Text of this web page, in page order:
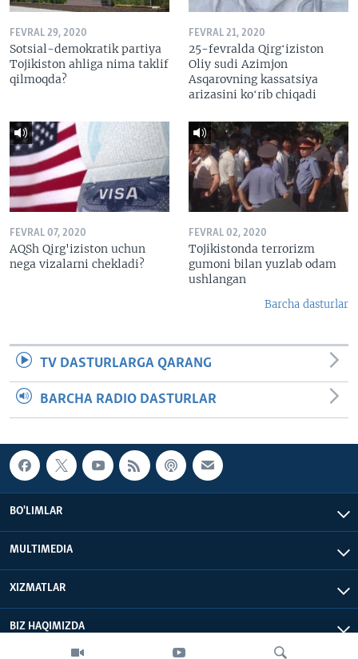
FEVRAL 29, 2020
Sotsial-demokratik partiya
Tojikiston ahliga nima taklif
qilmoqda?
FEVRAL 21, 2020
25-fevralda Qirgʻiziston
Oliy sudi Azimjon
Asqarovning kassatsiya
arizasini koʻrib chiqadi
FEVRAL 07, 2020
AQSh Qirg'iziston uchun
nega vizalarni chekladi?
FEVRAL 02, 2020
Tojikistonda terrorizm
gumoni bilan yuzlab odam
ushlangan
Barcha dasturlar
TV DASTURLARGA QARANG
BARCHA RADIO DASTURLAR
BO'LIMLAR
MULTIMEDIA
XIZMATLAR
BIZ HAQIMIZDA